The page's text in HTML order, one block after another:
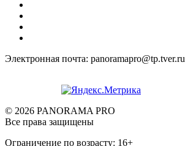
Электронная почта: panoramapro@tp.tver.ru
© 2026 PANORAMA PRO
Все права защищены
Ограничение по возрасту: 16+